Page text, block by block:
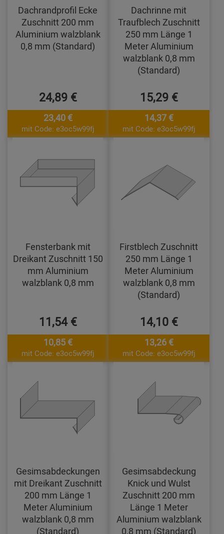
Dachrandprofil Ecke
Zuschnitt 200 mm
Aluminium walzblank
0,8 mm (Standard)
24,89 €
23,40 €
mit Code: e3oc5w99fj
Dachrinne mit
Traufblech Zuschnitt
250 mm Länge 1
Meter Aluminium
walzblank 0,8 mm
(Standard)
15,29 €
14,37 €
mit Code: e3oc5w99fj
Fensterbank mit
Dreikant Zuschnitt 150
mm Aluminium
walzblank 0,8 mm
11,54 €
10,85 €
mit Code: e3oc5w99fj
Firstblech Zuschnitt
250 mm Länge 1
Meter Aluminium
walzblank 0,8 mm
(Standard)
14,10 €
13,26 €
mit Code: e3oc5w99fj
Gesimsabdeckungen
mit Dreikant Zuschnitt
200 mm Länge 1
Meter Aluminium
walzblank 0,8 mm
(Standard)
Gesimsabdeckung
Knick und Wulst
Zuschnitt 200 mm
Länge 1 Meter
Aluminium walzblank
0,8 mm (Standard)